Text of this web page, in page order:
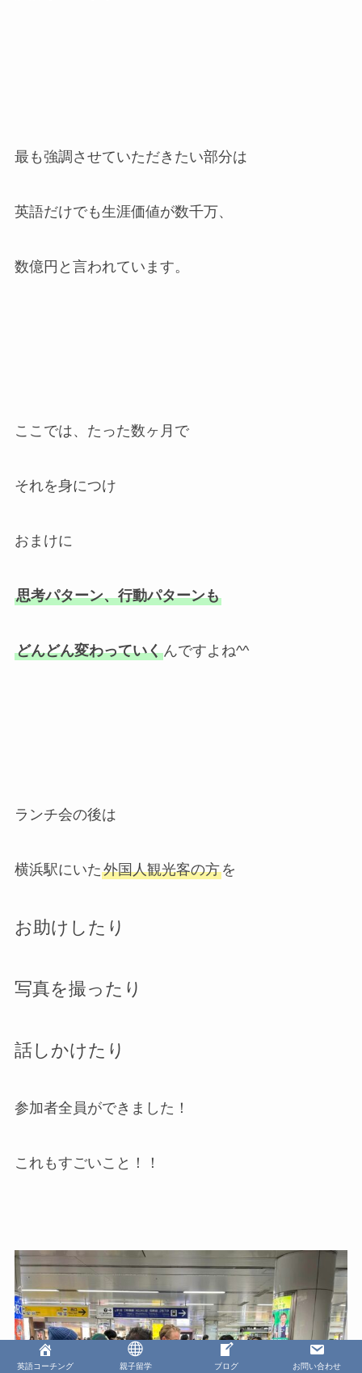
最も強調させていただきたい部分は
英語だけでも生涯価値が数千万、
数億円と言われています。
ここでは、たった数ヶ月で
それを身につけ
おまけに
思考パターン、行動パターンも
どんどん変わっていくんですよね^^
ランチ会の後は
横浜駅にいた外国人観光客の方を
お助けしたり
写真を撮ったり
話しかけたり
参加者全員ができました！
これもすごいこと！！
英語コーチング 親子留学 ブログ お問い合わせ